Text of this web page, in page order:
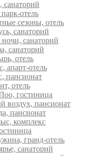
санаторий
отель
сезоны, отель
санаторий
санаторий
санаторий
отель
апарт-отель
пансионат
отель
гостиница
воздух, пансионат
пансионат
комплекс
гранд-отель
санаторий